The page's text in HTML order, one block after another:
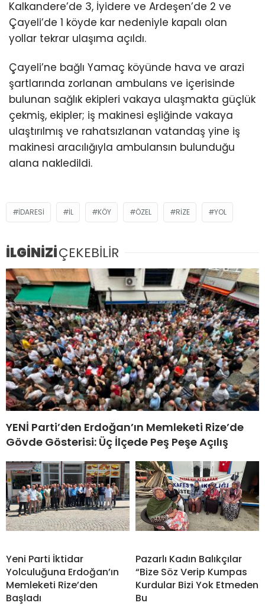
Kalkandere’de 3, İyidere ve Ardeşen’de 2 ve
Çayeli’de 1 köyde kar nedeniyle kapalı olan
yollar tekrar ulaşıma açıldı.
Çayeli’ne bağlı Yamaç köyünde hava ve arazi
şartlarında zorlanan ambulans ve içerisinde
bulunan sağlık ekipleri vakaya ulaşmakta güçlük
çekmiş, ekipler; iş makinesi eşliğinde vakaya
ulaştırılmış ve rahatsızlanan vatandaş yine iş
makinesi aracılığıyla ambulansın bulunduğu
alana nakledildi.
IDARESI IL KÖY ÖZEL RIZE YOL
İLGİNİZİÇEKEBİLİR
YENİ Parti’den Erdoğan’ın Memleketi Rize’de
Gövde Gösterisi: Üç İlçede Peş Peşe Açılış
Yeni Parti İktidar
Yolculuğuna Erdoğan’ın
Memleketi Rize’den
Başladı
Pazarlı Kadın Balıkçılar
“Bize Söz Verip Kumpas
Kurdular Bizi Yok Etmeden
Bu